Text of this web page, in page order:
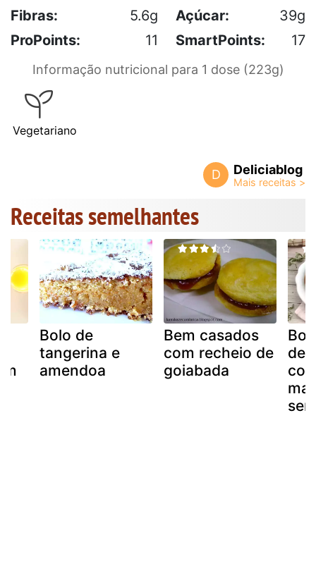
Fibras:
5.6g Açúcar:
39g
ProPoints:
11 SmartPoints: 17
Informação nutricional para 1 dose (223g)
Vegetariano
D Deliciablog
Receitas semelhantes
Bolo de
tangerina e
amendoa
Bem casados
com recheio de
goiabada
de